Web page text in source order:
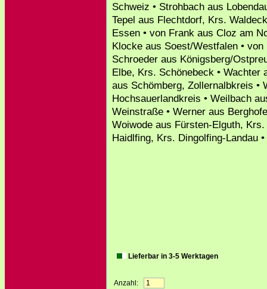
Schweiz • Strohbach aus
Tepel aus Flechtdorf, Krs.
Essen • von Frank aus Cloz am
Klocke aus Soest/Westfalen •
Schroeder aus Königsberg/
Elbe, Krs. Schönebeck • Wachter
aus Schömberg, Zollernalbkreis •
Hochsauerlandkreis • Weilbach
Weinstraße • Werner aus
Woiwode aus Fürsten-Elguth,
Haidlfing, Krs. Dingolfing-Landau •
Lieferbar in 3-5 Werktagen
Anzahl: